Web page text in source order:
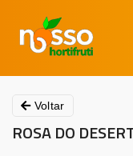
Voltar
ROSA DO